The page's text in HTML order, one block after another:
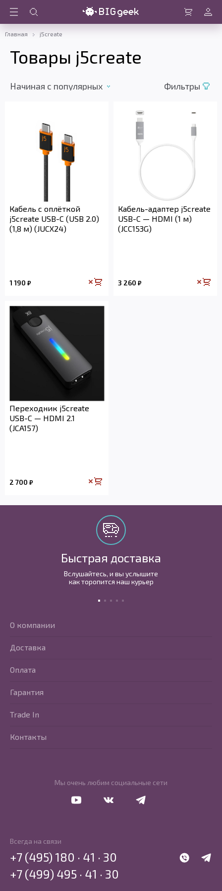
Войти
Главная j5create
Товары j5create
Начиная c популярных Фильтры
Кабель с оплёткой
j5create USB-C (USB 2.0)
(1,8 м) (JUCX24)
1 190 ₽
Кабель-адаптер j5create
USB-C — HDMI (1 м)
(JCC153G)
3 260 ₽
Переходник j5create
USB-C — HDMI 2.1
(JCA157)
2 700 ₽
Быстрая доставка
Вслушайтесь, и вы услышите
как торопится наш курьер
Мы очень любим социальные сети
О компании
Доставка
Оплата
Гарантия
Trade In
Контакты
Всегда на связи
WhatsApp
+7 (495) 180 · 41 · 30
+7 (499) 495 · 41 · 30